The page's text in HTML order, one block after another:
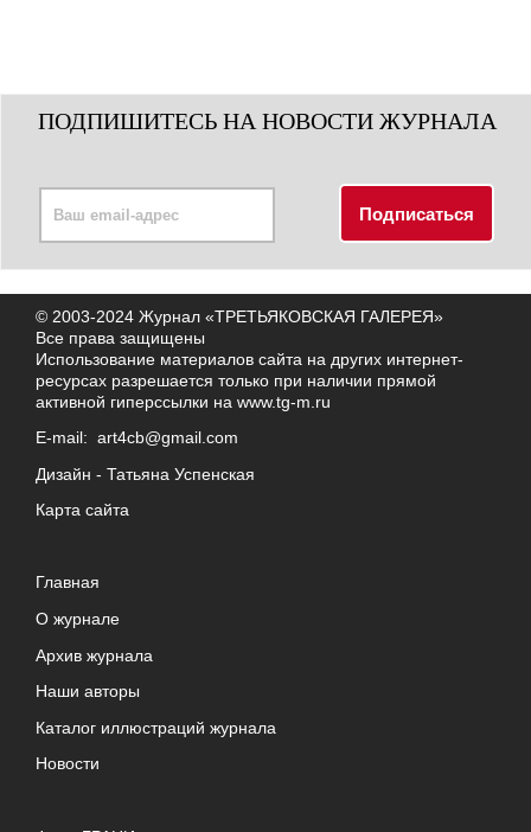
ПОДПИШИТЕСЬ НА НОВОСТИ ЖУРНАЛА
© 2003-2024 Журнал «ТРЕТЬЯКОВСКАЯ ГАЛЕРЕЯ»
Все права защищены
Использование материалов сайта на других интернет-
ресурсах разрешается только при наличии прямой
активной гиперссылки на www.tg-m.ru
E-mail: art4cb@gmail.com
Дизайн - Татьяна Успенская
Карта сайта
Главная
О журнале
Архив журнала
Наши авторы
Каталог иллюстраций журнала
Новости